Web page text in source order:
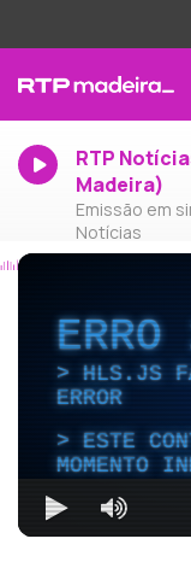
RTP
Madeira)
Emissão em
Notícias
ERRO
HLS.JS
ERROR
ESTE
MOMENTO